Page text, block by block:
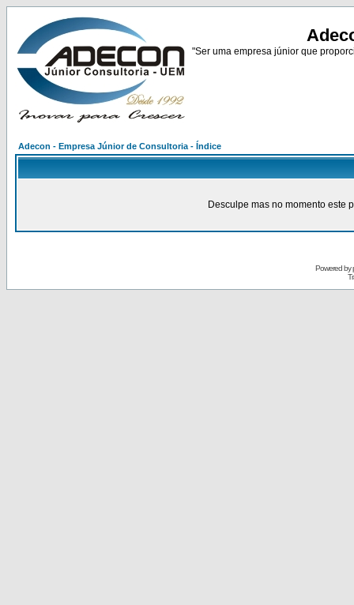
"Ser uma empresa júnior que
Adecon - Empresa Júnior de Consultoria - Índice
Desculpe mas no momento este
Powered by